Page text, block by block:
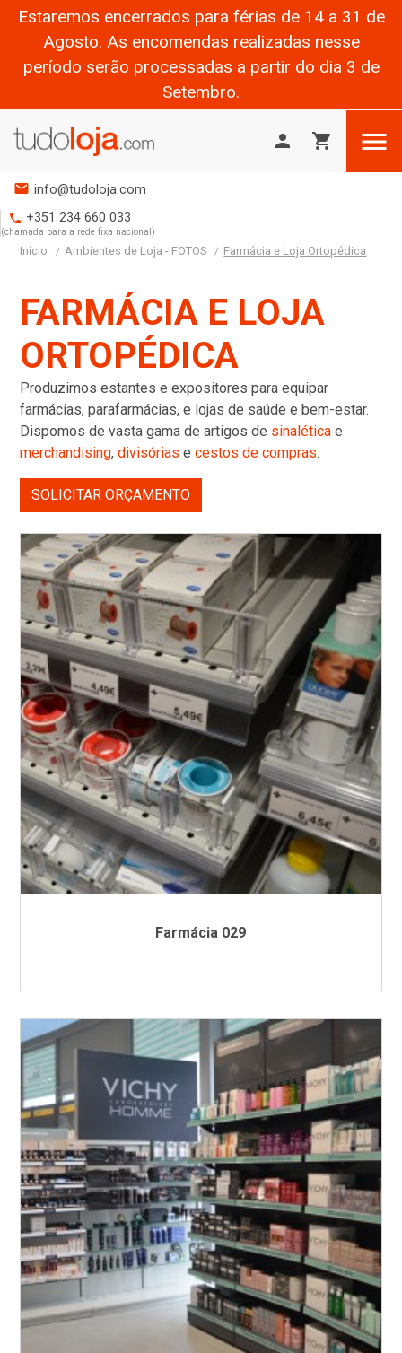
Estaremos encerrados para férias de 14 a 31 de
Agosto. As encomendas realizadas nesse
período serão processadas a partir do dia 3 de
Setembro.
person shopping_cart 
mail info@tudoloja.com
phone +351 234 660 033
(chamada para a rede fixa nacional)
Início Ambientes de Loja - FOTOS Farmácia e Loja Ortopédica
FARMÁCIA E LOJA
ORTOPÉDICA
Produzimos estantes e expositores para equipar
farmácias, parafarmácias, e lojas de saúde e bem-estar.
Dispomos de vasta gama de artigos de sinalética e
merchandising,divisóriasecestos de compras.
SOLICITAR ORÇAMENTO
Farmácia 029